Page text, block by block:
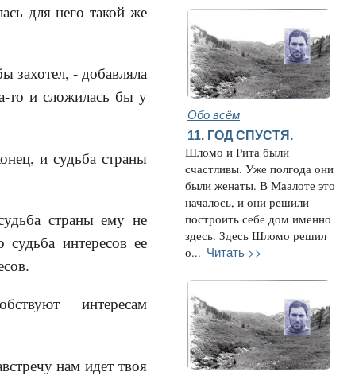
для него такой же
захотел, - добавляла
то и сложилась бы у
и судьба страны
страны ему не
интересов ее
интересам
нам идет твоя
Обо всём
11. ГОД СПУСТЯ.
Шломо и Рита были
счастливы. Уже полгода они
были женаты. В Маалоте это
началось, и они решили
построить себе дом именно
здесь. Здесь Шломо решил
о... Читать >>